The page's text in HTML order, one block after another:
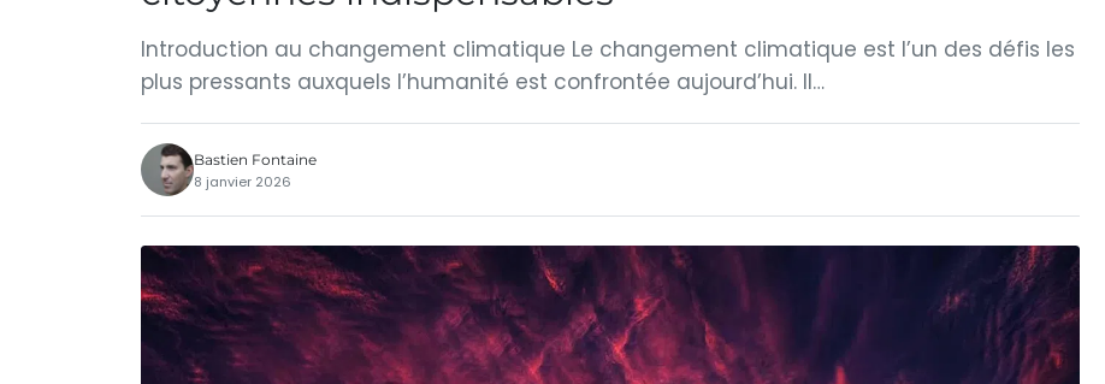
Introduction au changement climatique Le changement climatique est l’un des défis les
plus pressants auxquels l’humanité est confrontée aujourd’hui. Il…
Bastien Fontaine
8 janvier 2026